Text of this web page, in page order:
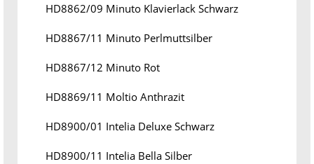
HD8862/09 Minuto Klavierlack Schwarz
HD8867/11 Minuto Perlmuttsilber
HD8867/12 Minuto Rot
HD8869/11 Moltio Anthrazit
HD8900/01 Intelia Deluxe Schwarz
HD8900/11 Intelia Bella Silber